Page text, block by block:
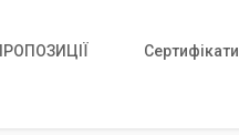
Сертифікати